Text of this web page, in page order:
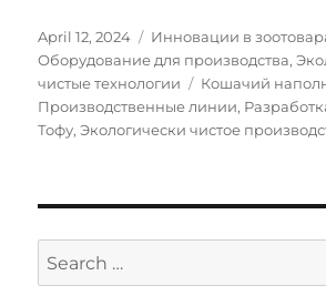
Posted
on
April 12, 2024 Categories
Инновации в
Оборудование для производства,
чистые технологии
Tags
Кошачий
Производственные линии,
Тофу,Экологически чистое
Search
for: